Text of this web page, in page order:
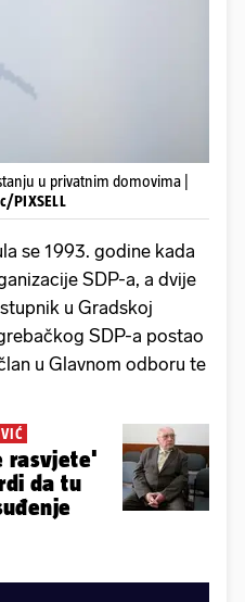
u privatnim domovima |
PIXSELL
se 1993. godine kada
SDP-a, a dvije
u Gradskoj
SDP-a postao
u Glavnom odboru te
rasvjete'
da tu